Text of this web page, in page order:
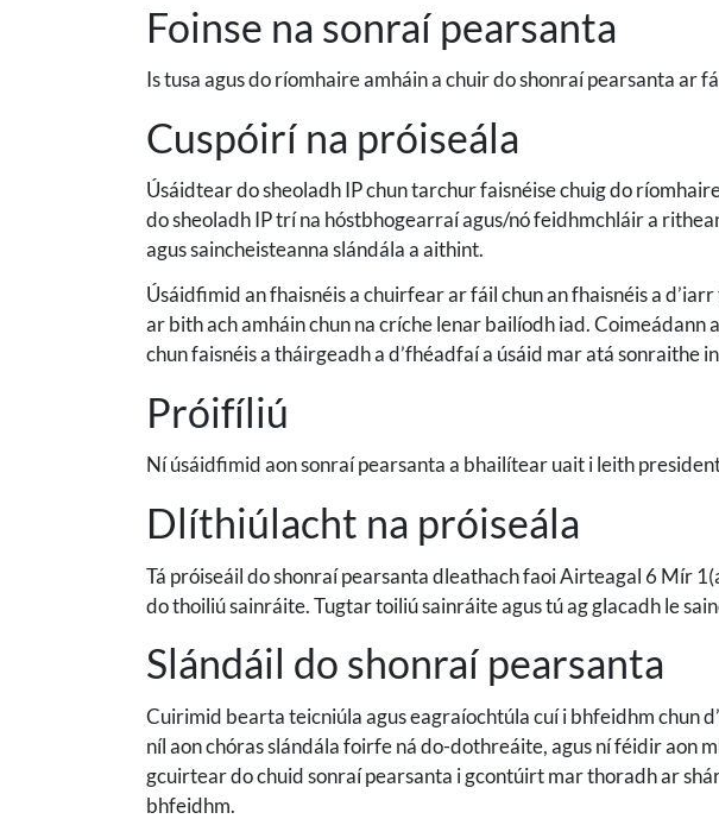
Foinse na sonraí pearsanta
Is tusa agus do ríomhaire amháin a chuir do shonraí pearsanta ar
Cuspóirí na próiseála
Úsáidtear do sheoladh IP chun tarchur faisnéise chuig do
do sheoladh IP trí na hóstbhogearraí agus/nó feidhmchláir a
agus saincheisteanna slándála a aithint.
Úsáidfimid an fhaisnéis a chuirfear ar fáil chun an fhaisnéis a
ar bith ach amháin chun na críche lenar bailíodh iad.
chun faisnéis a tháirgeadh a d’fhéadfaí a úsáid mar atá sonraithe
Próifíliú
Ní úsáidfimid aon sonraí pearsanta a bhailítear uait i leith
Dlíthiúlacht na próiseála
Tá próiseáil do shonraí pearsanta dleathach faoi Airteagal 6 Mír
do thoiliú sainráite. Tugtar toiliú sainráite agus tú ag glacadh le
Slándáil do shonraí pearsanta
Cuirimid bearta teicniúla agus eagraíochtúla cuí i bhfeidhm chun
níl aon chóras slándála foirfe ná do-dothreáite, agus ní féidir aon
gcuirtear do chuid sonraí pearsanta i gcontúirt mar thoradh ar
bhfeidhm.